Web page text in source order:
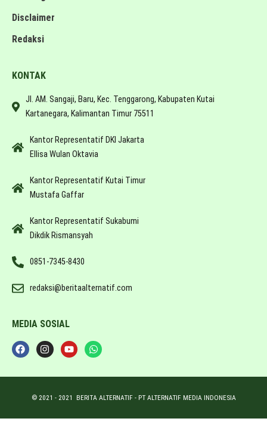
Disclaimer
Redaksi
KONTAK
Jl. AM. Sangaji, Baru, Kec. Tenggarong, Kabupaten Kutai
Kartanegara, Kalimantan Timur 75511
Kantor Representatif DKI Jakarta
Ellisa Wulan Oktavia
Kantor Representatif Kutai Timur
Mustafa Gaffar
Kantor Representatif Sukabumi
Dikdik Rismansyah
0851-7345-8430
redaksi@beritaalternatif.com
MEDIA SOSIAL
© 2021 - 2021 BERITA ALTERNATIF - PT ALTERNATIF MEDIA INDONESIA